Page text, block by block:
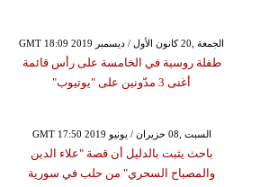
GMT 18:09 2019 الجمعة ,20 كانون الأول / ديسمبر
طفلة روسية في الخامسة على رأس قائمة
أغنى 3 مدّونين على "يوتيوب"
GMT 17:50 2019 السبت ,08 حزيران / يونيو
باحث يثبت بالدليل أن قصة "علاء الدين
والمصباح السحري" من حلب في سورية